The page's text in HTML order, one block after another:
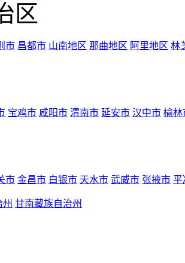
区
市 昌都市 山南地区 那曲地区 阿里地区 林
宝鸡市 咸阳市 渭南市 延安市 汉中市 榆林
市 金昌市 白银市 天水市 武威市 张掖市 平
州 甘南藏族自治州